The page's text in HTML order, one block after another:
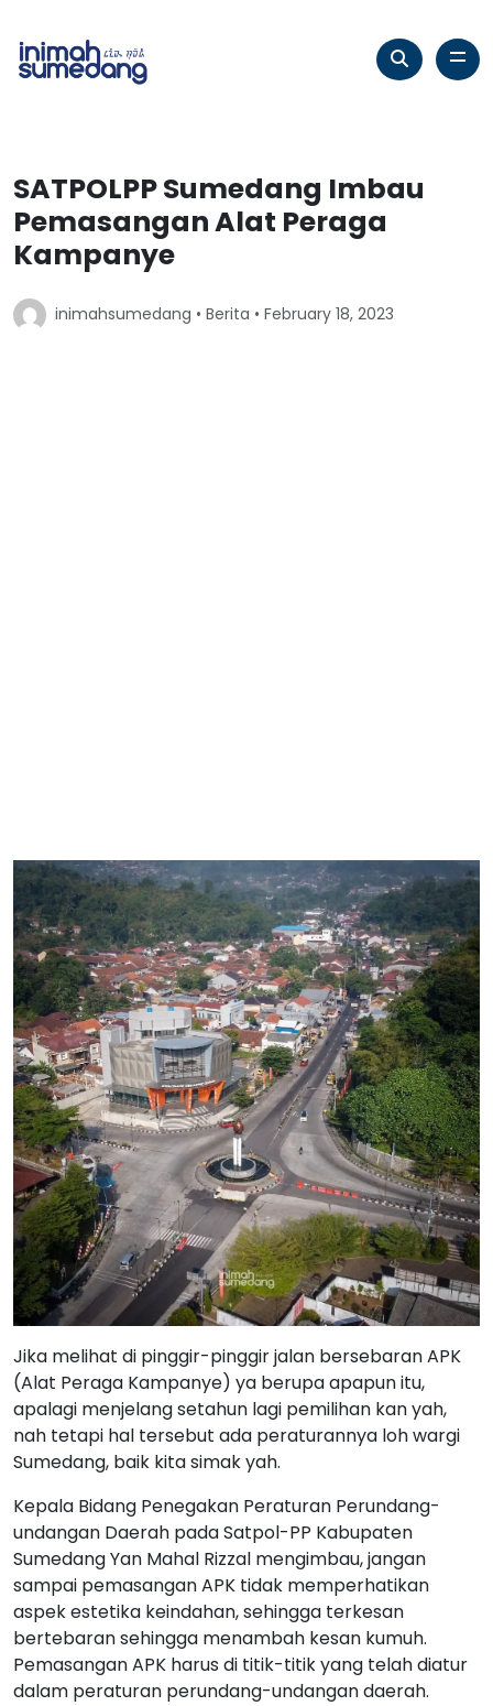
SATPOLPP Sumedang Imbau
Pemasangan Alat Peraga
Kampanye
inimahsumedang • Berita • February 18, 2023
Jika melihat di pinggir-pinggir jalan bersebaran APK
(Alat Peraga Kampanye) ya berupa apapun itu,
apalagi menjelang setahun lagi pemilihan kan yah,
nah tetapi hal tersebut ada peraturannya loh wargi
Sumedang, baik kita simak yah.
Kepala Bidang Penegakan Peraturan Perundang-
undangan Daerah pada Satpol-PP Kabupaten
Sumedang Yan Mahal Rizzal mengimbau, jangan
sampai pemasangan APK tidak memperhatikan
aspek estetika keindahan, sehingga terkesan
bertebaran sehingga menambah kesan kumuh.
Pemasangan APK harus di titik-titik yang telah diatur
dalam peraturan perundang-undangan daerah.